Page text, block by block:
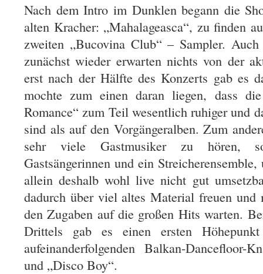
Nach dem Intro im Dunklen begann die
alten Kracher: „Mahalageasca“, zu finden
zweiten „Bucovina Club“ – Sampler.
zunächst wieder erwarten nichts von der
erst nach der Hälfte des Konzerts gab es
mochte zum einen daran liegen, dass
Romance“ zum Teil wesentlich ruhiger und
sind als auf den Vorgängeralben. Zum
sehr viele Gastmusiker zu hören,
Gastsängerinnen und ein
allein deshalb wohl live nicht gut
dadurch über viel altes Material freuen und
den Zugaben auf die großen Hits warten.
Drittels gab es einen ersten
aufeinanderfolgenden Balkan-Dancefloor-
und „Disco Boy“.